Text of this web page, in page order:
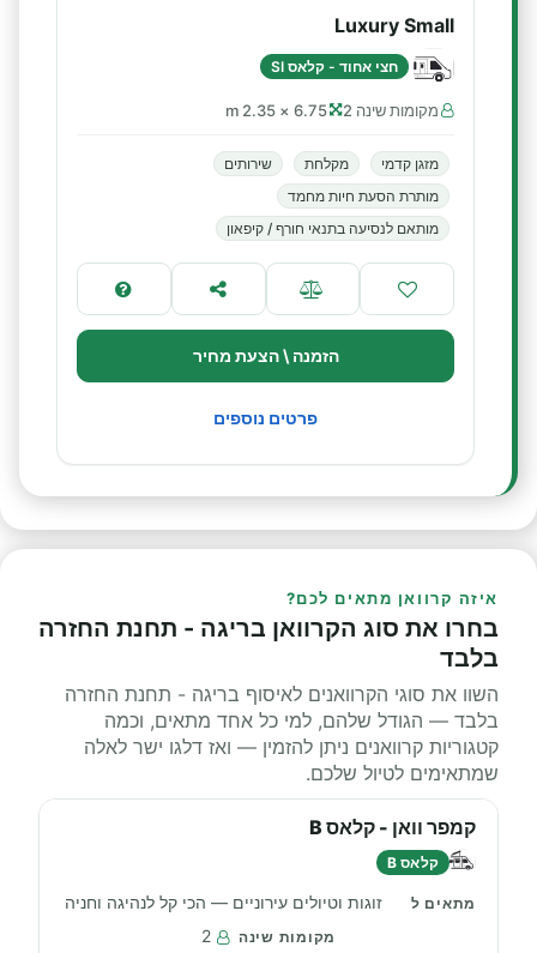
Luxury Small
חצי אחוד - קלאס SI
מקומות שינה 2 6.75 × 2.35 m
מזגן קדמי מקלחת
שירותים
מותרת הסעת חיות מחמד
מותאם לנסיעה בתנאי חורף / קיפאון
הזמנה \ הצעת מחיר
פרטים נוספים
איזה קרוואן מתאים לכם?
בחרו את סוג הקרוואן בריגה - תחנת החזרה
בלבד
השוו את סוגי הקרוואנים לאיסוף בריגה - תחנת החזרה
בלבד — הגודל שלהם, למי כל אחד מתאים, וכמה
קטגוריות קרוואנים ניתן להזמין — ואז דלגו ישר לאלה
שמתאימים לטיול שלכם.
קמפר וואן - קלאס B
קלאס B
זוגות וטיולים עירוניים — הכי קל לנהיגה וחניה
2